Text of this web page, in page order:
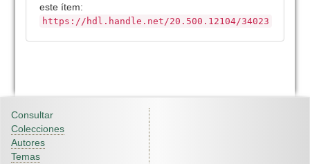
este ítem:
https://hdl.handle.net/20.500.12104/34023
Consultar
Colecciones
Autores
Temas